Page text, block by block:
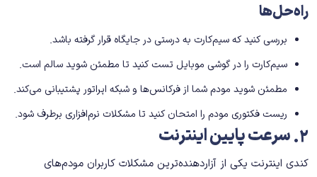
راه‌حل‌ها
بررسی کنید که سیم‌کارت به ‌درستی در جایگاه قرار گرفته باشد.
سیم‌کارت را در گوشی موبایل تست کنید تا مطمئن شوید سالم است.
مطمئن شوید مودم شما از فرکانس‌ها و شبکه اپراتور پشتیبانی می‌کند.
ریست فکتوری مودم را امتحان کنید تا مشکلات نرم‌افزاری برطرف شود.
۲.سرعت پایین اینترنت
کندی اینترنت یکی از آزاردهنده‌ترین مشکلات کاربران مودم‌های